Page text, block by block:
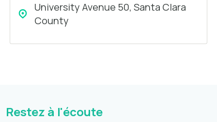
University Avenue 50, Santa Clara
County
Restez à l'écoute